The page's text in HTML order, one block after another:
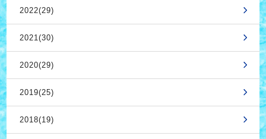
2022(29)
2021(30)
2020(29)
2019(25)
2018(19)